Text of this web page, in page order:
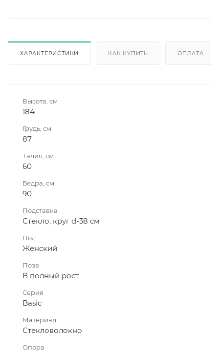
ХАРАКТЕРИСТИКИ КАК КУПИТЬ ОПЛАТА
Высота, см
184
Грудь, см
87
Талия, см
60
Бедра, см
90
Подставка
Стекло, круг d-38 см
Пол
Женский
Поза
В полный рост
Серия
Basic
Материал
Стекловолокно
Опора